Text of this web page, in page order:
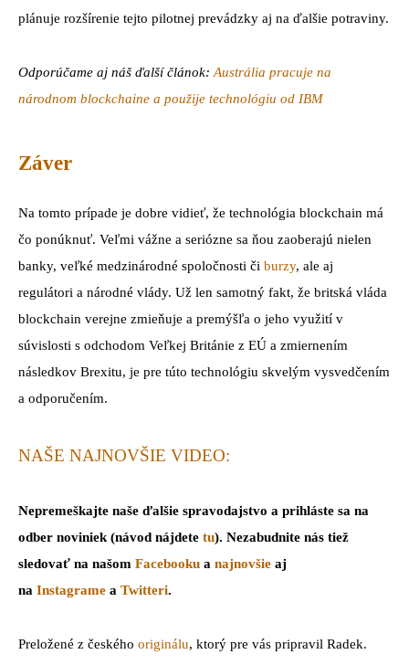
plánuje rozšírenie tejto pilotnej prevádzky aj na ďalšie potraviny.
Odporúčame aj náš ďalší článok: Austrália pracuje na
národnom blockchaine a použije technológiu od IBM
Záver
Na tomto prípade je dobre vidieť, že technológia blockchain má
čo ponúknuť. Veľmi vážne a seriózne sa ňou zaoberajú nielen
banky, veľké medzinárodné spoločnosti či burzy, ale aj
regulátori a národné vlády. Už len samotný fakt, že britská vláda
blockchain verejne zmieňuje a premýšľa o jeho využití v
súvislosti s odchodom Veľkej Británie z EÚ a zmiernením
následkov Brexitu, je pre túto technológiu skvelým vysvedčením
a odporučením.
NAŠE NAJNOVŠIE VIDEO:
Nepremeškajte naše ďalšie spravodajstvo a prihláste sa na
odber noviniek (návod nájdete tu). Nezabudnite nás tiež
sledovať na našom Facebooku a najnovšie aj
na Instagrame a Twitteri.
Preložené z českého originálu, ktorý pre vás pripravil Radek.